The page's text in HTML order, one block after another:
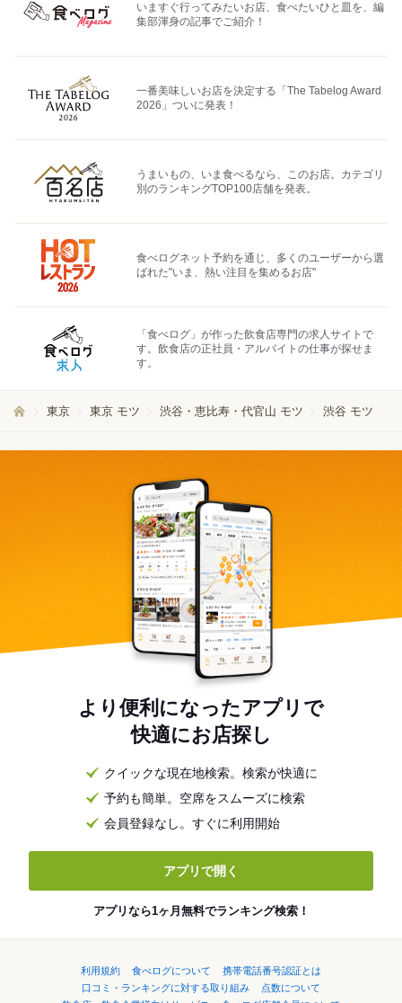
いますぐ行ってみたいお店、食べたいひと皿を、編
集部渾身の記事でご紹介！
一番美味しいお店を決定する「The Tabelog Award
2026」ついに発表！
うまいもの、いま食べるなら、このお店。カテゴリ
別のランキングTOP100店舗を発表。
食べログネット予約を通じ、多くのユーザーから選
ばれた"いま、熱い注目を集めるお店"
「食べログ」が作った飲食店専門の求人サイトで
す。飲食店の正社員・アルバイトの仕事が探せま
す。
東京 東京 モツ 渋谷・恵比寿・代官山 モツ 渋谷 モツ
より便利になったアプリで
快適にお店探し
クイックな現在地検索。検索が快適に
予約も簡単。空席をスムーズに検索
会員登録なし。すぐに利用開始
アプリで開く
アプリなら1ヶ月無料でランキング検索！
利用規約 食べログについて
携帯電話番号認証とは
口コミ・ランキングに対する取り組み
点数について